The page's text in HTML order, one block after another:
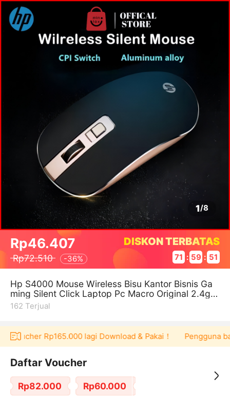
1/8
Rp46.407
Rp72.510 -36%
DISKON TERBATAS
71 : 59 : 51
Hp S4000 Mouse Wireless Bisu Kantor Bisnis Ga
ming Silent Click Laptop Pc Macro Original 2.4g 1
600dpi Dengan Receiver-usb
162 Terjual
Rp165.000 lagi Download & Pakai！ Pengguna
Daftar Voucher
Rp82.000 Rp60.000